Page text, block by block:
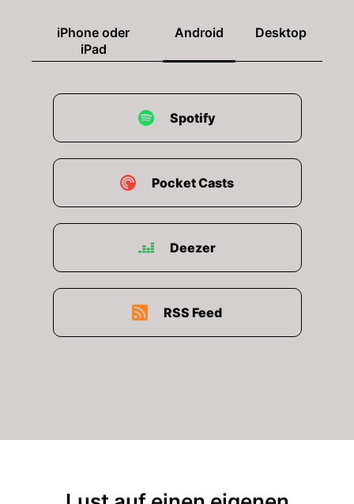
iPhone oder
iPad
Android Desktop
Spotify
Pocket Casts
Deezer
RSS Feed